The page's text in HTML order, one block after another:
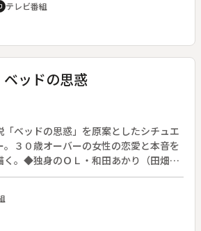
育まれる日々、久高島留学センターの
テレビ番組
ッドの思惑
ベッドの思惑」を原案としたシチュエ
３０歳オーバーの女性の恋愛と本音を
く。◆独身のＯＬ・和田あかり（田畑智
前にマンションを借り、念願の一人暮
買ったばかりのセミダブルベッド。あ
に、男ができても構わない体制を整え
。特定の恋人もなく、結婚したい相手